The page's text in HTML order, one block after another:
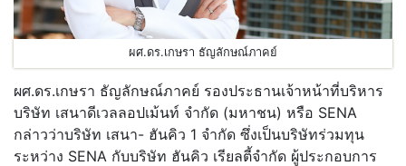
ผศ.ดร.เกษรา ธัญลักษณ์ภาคย์
ผศ.ดร.เกษรา ธัญลักษณ์ภาคย์ รองประธานเจ้าหน้าที่บริหาร
บริษัท เสนาดีเวลลอปเม้นท์ จำกัด (มหาชน) หรือ SENA
กล่าวว่าบริษัท เสนา- ฮันคิว 1 จำกัด ซึ่งเป็นบริษัทร่วมทุน
ระหว่าง SENA กับบริษัท ฮันคิว เรียลตี้จำกัด ผู้ประกอบการ